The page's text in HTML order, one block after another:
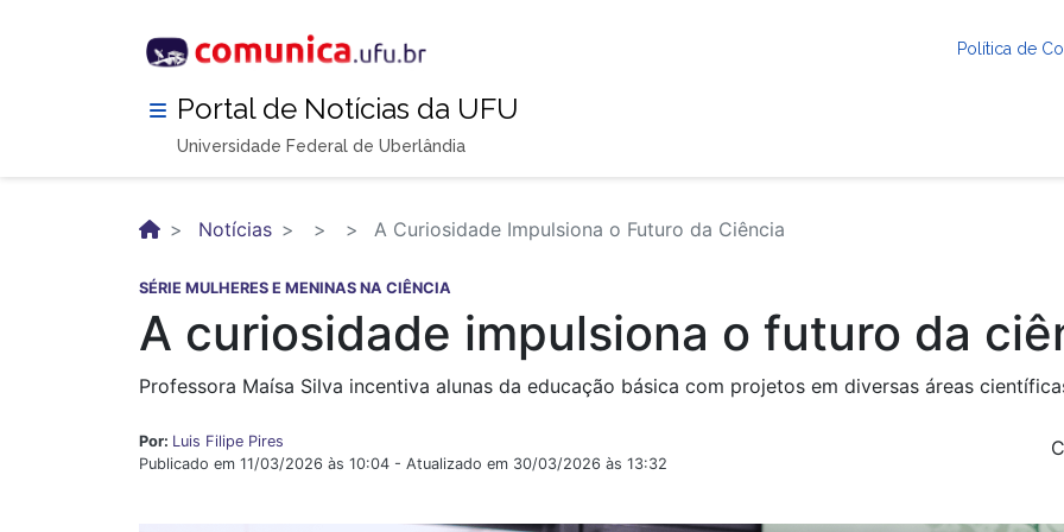
Política de
Portal de Notícias da UFU
Universidade Federal de Uberlândia
Notícias A Curiosidade Impulsiona o Futuro da Ciência
SÉRIE MULHERES E MENINAS NA CIÊNCIA
A curiosidade impulsiona o futuro da
Professora Maísa Silva incentiva alunas da educação básica com projetos em diversas áreas
Por: Luis Filipe Pires
Publicado em 11/03/2026 às 10:04 - Atualizado em 30/03/2026 às 13:32